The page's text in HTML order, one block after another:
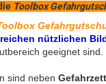
Toolbox
nützlichen
geeignet sind.
sind neben